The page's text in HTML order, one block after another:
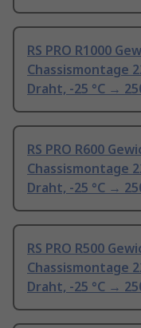
RS PRO R1000
Chassismontage
Draht, -25 °C →
RS PRO R600
Chassismontage
Draht, -25 °C →
RS PRO R500
Chassismontage
Draht, -25 °C →